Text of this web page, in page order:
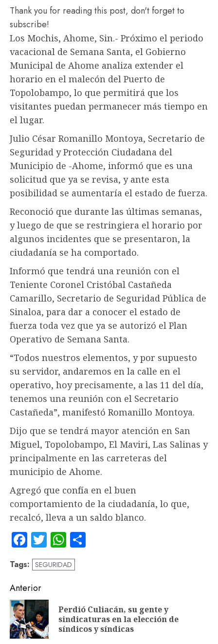
Thank you for reading this post, don't forget to
subscribe!
Los Mochis, Ahome, Sin.- Próximo el periodo
vacacional de Semana Santa, el Gobierno
Municipal de Ahome analiza extender el
horario en el malecón del Puerto de
Topolobampo, lo que permitirá que los
visitantes puedan permanecer más tiempo en
el lugar.
Julio César Romanillo Montoya, Secretario de
Seguridad y Protección Ciudadana del
Municipio de -Ahome, informó que es una
solicitud que ya se revisa, y ante esta
posibilidad se aumentaría el estado de fuerza.
Reconoció que durante las últimas semanas,
y luego de que se restringiera el horario por
algunos incidentes que se presentaron, la
ciudadanía se ha comportado.
Informó que tendrá una reunión con el
Teniente Coronel Cristóbal Castañeda
Camarillo, Secretario de Seguridad Pública de
Sinaloa, para dar a conocer el estado de
fuerza toda vez que ya se autorizó el Plan
Operativo de Semana Santa.
“Todos nuestros elementos, y por supuesto
su servidor, andaremos en la calle en el
operativo, hoy precisamente, a las 11 del día,
tenemos una reunión con el Secretario
Castañeda”, manifestó Romanillo Montoya.
Dijo que se tendrá mayor atención en San
Miguel, Topolobampo, El Maviri, Las Salinas y
principalmente en las carreteras del
municipio de Ahome.
Agregó que confía en el buen
comportamiento de la ciudadanía, lo que,
recalcó, lleva a un saldo blanco.
Facebook
TwitterWhatsApp
Tags: SEGURIDAD
Navegación
de
entradas
Anterior
Perdió Culiacán, su gente y
sindicaturas en la elección de
síndicos y síndicas